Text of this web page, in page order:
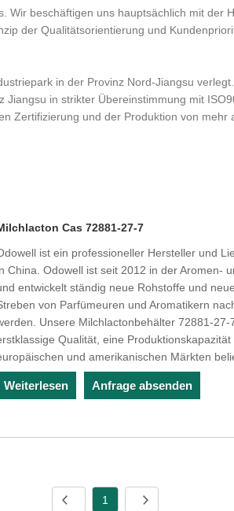
beschäftigen uns hauptsächlich mit der
der Qualitätsorientierung und
in der Provinz Nord-Jiangsu
in strikter Übereinstimmung mit
Zertifizierung und der Produktion von mehr
Cas 72881-27-7
ist ein professioneller Hersteller und
China. Odowell ist seit 2012 in der Aromen-
entwickelt ständig neue Rohstoffe und
von Parfümeuren und Aromatikern
Unsere Milchlactonbehälter 72881-27-
Qualität, eine
und amerikanischen Märkten
Weiterlesen Anfrage absenden
1